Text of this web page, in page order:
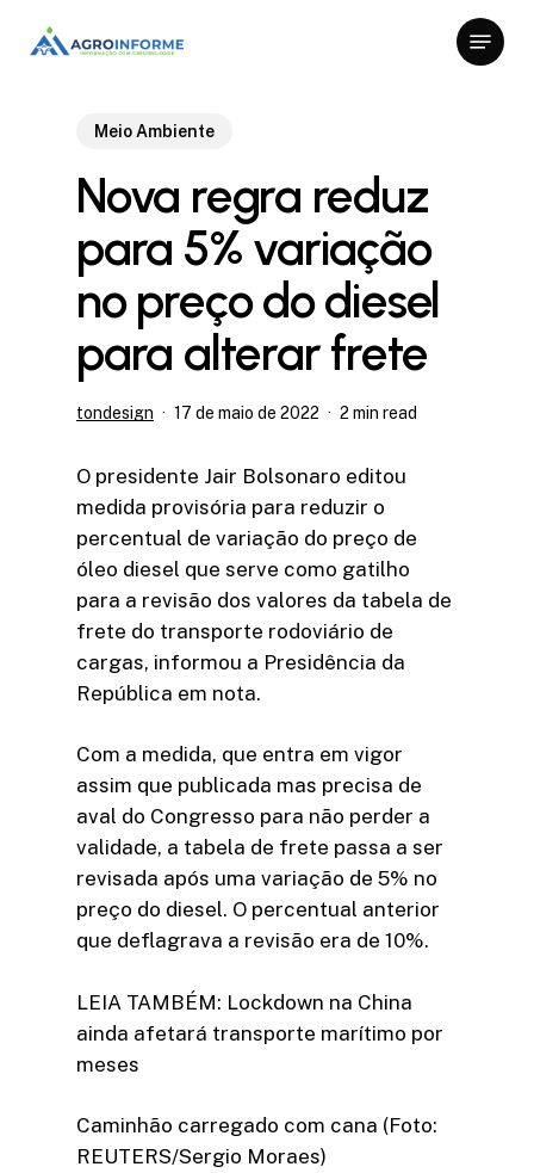
Menu
Meio Ambiente
Nova regra reduz
para 5% variação
no preço do diesel
para alterar frete
tondesign 17 de maio de 2022 2 min read
O presidente Jair Bolsonaro editou
medida provisória para reduzir o
percentual de variação do preço de
óleo diesel que serve como gatilho
para a revisão dos valores da tabela de
frete do transporte rodoviário de
cargas, informou a Presidência da
República em nota.
Com a medida, que entra em vigor
assim que publicada mas precisa de
aval do Congresso para não perder a
validade, a tabela de frete passa a ser
revisada após uma variação de 5% no
preço do diesel. O percentual anterior
que deflagrava a revisão era de 10%.
LEIA TAMBÉM: Lockdown na China
ainda afetará transporte marítimo por
meses
Caminhão carregado com cana (Foto:
REUTERS/Sergio Moraes)